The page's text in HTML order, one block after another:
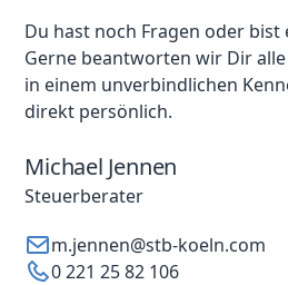
Du hast noch Fragen oder bist
Gerne beantworten wir Dir
in einem unverbindlichen
direkt persönlich.
Michael Jennen
Steuerberater
m.jennen@stb-koeln.com
0 221 25 82 106